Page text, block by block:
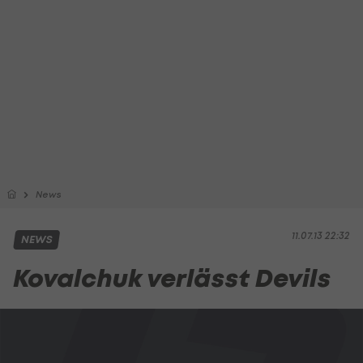
News
11.07.13 22:32
NEWS
Kovalchuk verlässt Devils